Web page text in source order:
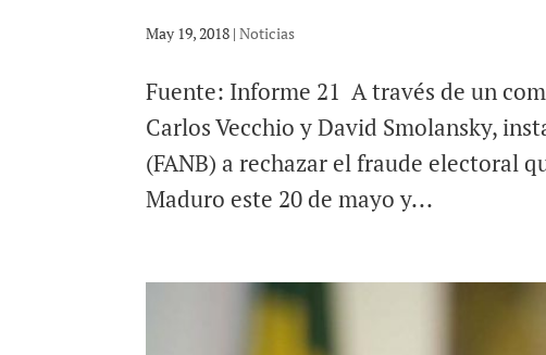
May 19, 2018 |Noticias
Fuente: Informe 21 A través de un
Carlos Vecchio y David Smolansky,
(FANB) a rechazar el fraude electoral
Maduro este 20 de mayo y...